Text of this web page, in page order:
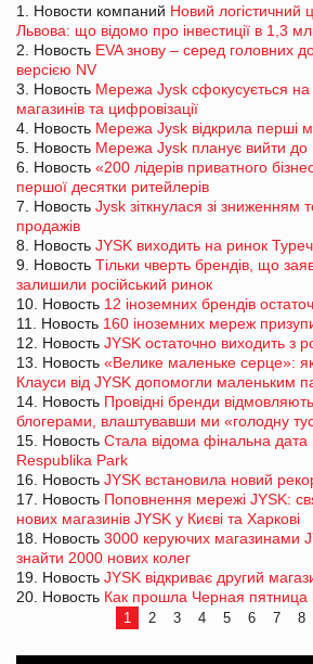
1. Новости компаний Новий логістичний
Львова: що відомо про інвестиції в 1,3
2. Новость EVA знову – серед головних
версією NV
3. Новость Мережа Jysk сфокусується на
магазинів та цифровізації
4. Новость Мережа Jysk відкрила перші
5. Новость Мережа Jysk планує вийти до
6. Новость «200 лідерів приватного
першої десятки ритейлерів
7. Новость Jysk зіткнулася зі зниженням
продажів
8. Новость JYSK виходить на ринок
9. Новость Тільки чверть брендів, що
залишили російський ринок
10. Новость 12 іноземних брендів
11. Новость 160 іноземних мереж
12. Новость JYSK остаточно виходить з
13. Новость «Велике маленьке серце»:
Клауси від JYSK допомогли маленьким
14. Новость Провідні бренди
блогерами, влаштувавши ми «голодну
15. Новость Стала відома фінальна дата
Respublika Park
16. Новость JYSK встановила новий
17. Новость Поповнення мережі JYSK:
нових магазинів JYSK у Києві та Харкові
18. Новость 3000 керуючих магазинами
знайти 2000 нових колег
19. Новость JYSK відкриває другий
20. Новость Как прошла Черная пятница
1 2 3 4 5 6 7 8